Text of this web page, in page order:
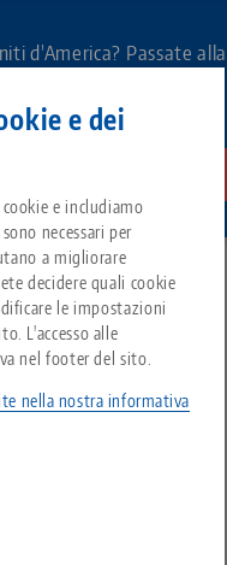
e dei
e includiamo
necessari per
a migliorare
decidere quali cookie
le impostazioni
L'accesso alle
nel footer del sito.
nella nostra informativa
d'America? Passate alla
da un'unica fonte
di serraggio a punto
di staffaggio
Gruppo di prodotti
Tipi di prodotto
dei prodotti
su LANG
catalogo
risultato.
a punto zero
di serraggio a punto